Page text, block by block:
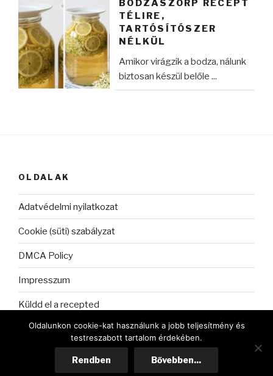
BODZASZÖRP RECEPT
TÉLIRE,
TARTÓSÍTÓSZER
NÉLKÜL
Amikor virágzik a bodza, nálunk
biztosan készül belőle ...
OLDALAK
Adatvédelmi nyilatkozat
Cookie (süti) szabályzat
DMCA Policy
Impresszum
Küldd el a recepted
Oldalunkon cookie-kat használunk a jobb teljesítmény és
testreszabott tartalom érdekében.
Rendben Bővebben...